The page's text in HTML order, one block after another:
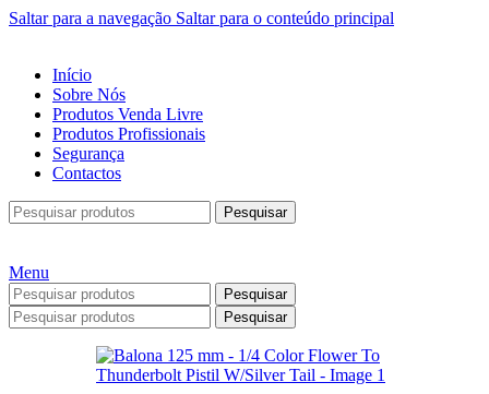
Saltar para a navegação Saltar para o conteúdo principal
Início
Sobre Nós
Produtos Venda Livre
Produtos Profissionais
Segurança
Contactos
Pesquisar
Menu
Pesquisar
Pesquisar